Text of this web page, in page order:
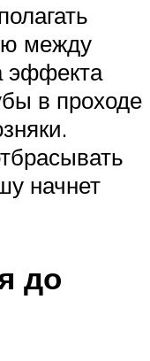
между
эффекта
в проходе
начнет
до